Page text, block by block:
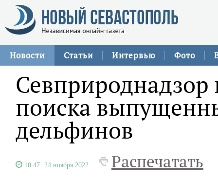
Новости Статьи Интервью Фото
Севприроднадзор
поиска
дельфинов
10:47 24 ноября 2022 Распечатать